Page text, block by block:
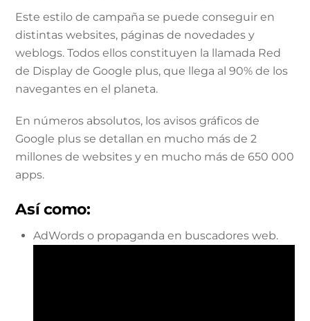
Este estilo de campaña se puede conseguir en
distintas websites, páginas de novedades y
weblogs. Todos ellos constituyen la llamada Red
de Display de Google plus, que llega al 90% de los
navegantes en el planeta.
En números absolutos, los avisos gráficos de
Google plus se detallan en mucho más de 2
millones de websites y en mucho más de 650 000
apps.
Así como:
AdWords o propaganda en buscadores web.